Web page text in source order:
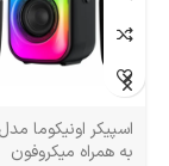
به همراه میکروفون